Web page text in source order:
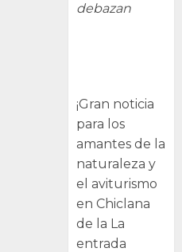
debazan
¡Gran noticia
para los
amantes de la
naturaleza y
el aviturismo
en Chiclana
de la La
entrada